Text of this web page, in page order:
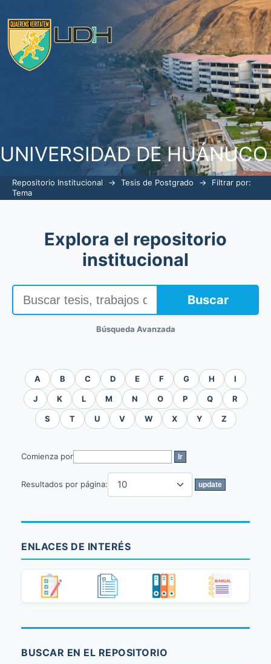
UNIVERSIDAD DE HUÁNUCO
Repositorio Institucional → Tesis de Postgrado →
Filtrar por:
Tema
Explora el repositorio
institucional
Buscar
Búsqueda Avanzada
A B C D E F G H I
J K L M N O P Q R
S T U V W X Y Z
Comienza por
Resultados por página:
ENLACES DE INTERÉS
BUSCAR EN EL REPOSITORIO